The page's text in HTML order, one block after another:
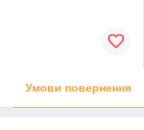
Умови повернення